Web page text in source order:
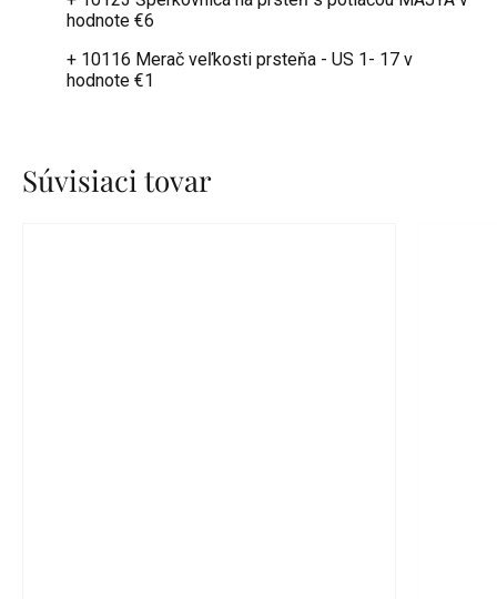
hodnote €6
+ 10116 Merač veľkosti prsteňa - US 1- 17 v
hodnote €1
Súvisiaci tovar